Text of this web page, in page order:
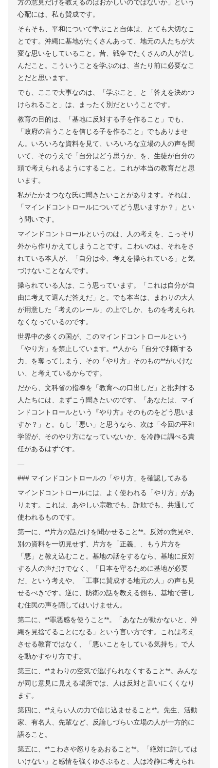
方の意見だけを教えるのはおかしいのではないか」という
心配には、私も賛成です。
そもそも、平和について学ぶこと自体は、とても大切なこ
とです。沖縄に基地がたくさんあって、地元の人たちが大
変な思いをしていること。昔、戦争でたくさんの人が苦し
んだこと。こういうことを学ぶのは、当たり前に必要なこ
とだと思います。
でも、ここで大事なのは、「学ぶこと」と「答えを決めつ
けられること」は、まったく別だということです。
教育の目的は、「基地に反対する子を作ること」でも、
「政府の言うことを信じる子を作ること」でもありませ
ん。いろいろな資料を見て、いろいろな立場の人の声を聞
いて、そのうえで「自分はどう思うか」を、生徒が自分の
頭で考えられるようにすること。これが本当の教育だと思
います。
私がたかまつなな氏に聞きたいことがあります。それは、
「マインドコントロールについてどう思いますか？」とい
う問いです。
マインドコントロールというのは、人の考えを、こっそり
外から作りかえてしまうことです。こわいのは、それをさ
れている本人が、「自分は今、考えを操られている」と気
づけないことなんです。
操られている人は、こう思っています。「これは自分が自
由に考えて選んだ答えだ」と。でも本当は、まわりの大人
が用意した「考えのレール」の上でしか、ものを考えられ
なくなっているのです。
世界中の多くの国が、このマインドコントロールという
「やり方」を禁止しています。**人から「自分で判断する
力」を奪ってしまう、その「やり方」そのもの**がいけな
い、と考えているからです。
だから、文科省の指導を「教育への口出しだ」と批判する
人たちには、まずこう聞きたいのです。「あなたは、マイ
ンドコントロールという『やり方』そのものをどう思いま
すか？」と。もし「悪い」と思うなら、次は「今回の平和
学習が、そのやり方になっていないか」を冷静に調べる責
任があるはずです。
—
### マインドコントロールの「やり方」を確認してみる
マインドコントロールには、よく使われる「やり方」があ
ります。これは、あやしい宗教でも、詐欺でも、共通して
使われるものです。
第一に、**片方の話だけを聞かせること**。反対の意見や、
別の資料を一切見せず、片方を「正義」、もう片方を
「悪」と教え込むこと。基地の話をするなら、基地に反対
する人の声だけでなく、「日本を守るために基地が必要
だ」という考えや、「工事に賛成する地元の人」の声も見
せるべきです。逆に、防衛の話を教える側も、基地で苦し
む住民の声を隠してはいけません。
第二に、**罪悪感を使うこと**。「あなたが動かないと、沖
縄を見捨てることになる」という言い方です。これは考え
させる教育ではなく、「悪いことをしている気持ち」で人
を動かすやり方です。
第三に、**まわりの空気で逃げられなくすること**。みんな
が同じ意見に見える場所では、人は反対と言いにくくなり
ます。
第四に、**えらい人の力で信じ込ませること**。先生、活動
家、有名人、先輩など、反論しづらい立場の人が一方的に
語ること。
第五に、**こわさや怒りをあおること**。「絶対に許しては
いけない」と感情を強くゆさぶると、人は冷静に考えられ